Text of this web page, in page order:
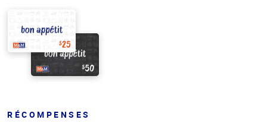
RÉCOMPENSES